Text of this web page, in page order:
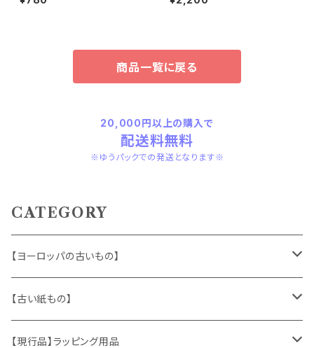
4
商品一覧に戻る
20,000円以上の購入で
配送料無料
※ゆうパックでの発送となります※
CATEGORY
【ヨーロッパの古いもの】
ヴィンテージアクセサリー
おもちゃ、ぬいぐるみ
【古い紙もの】
切手、FDC
【現行品】ラッピング用品